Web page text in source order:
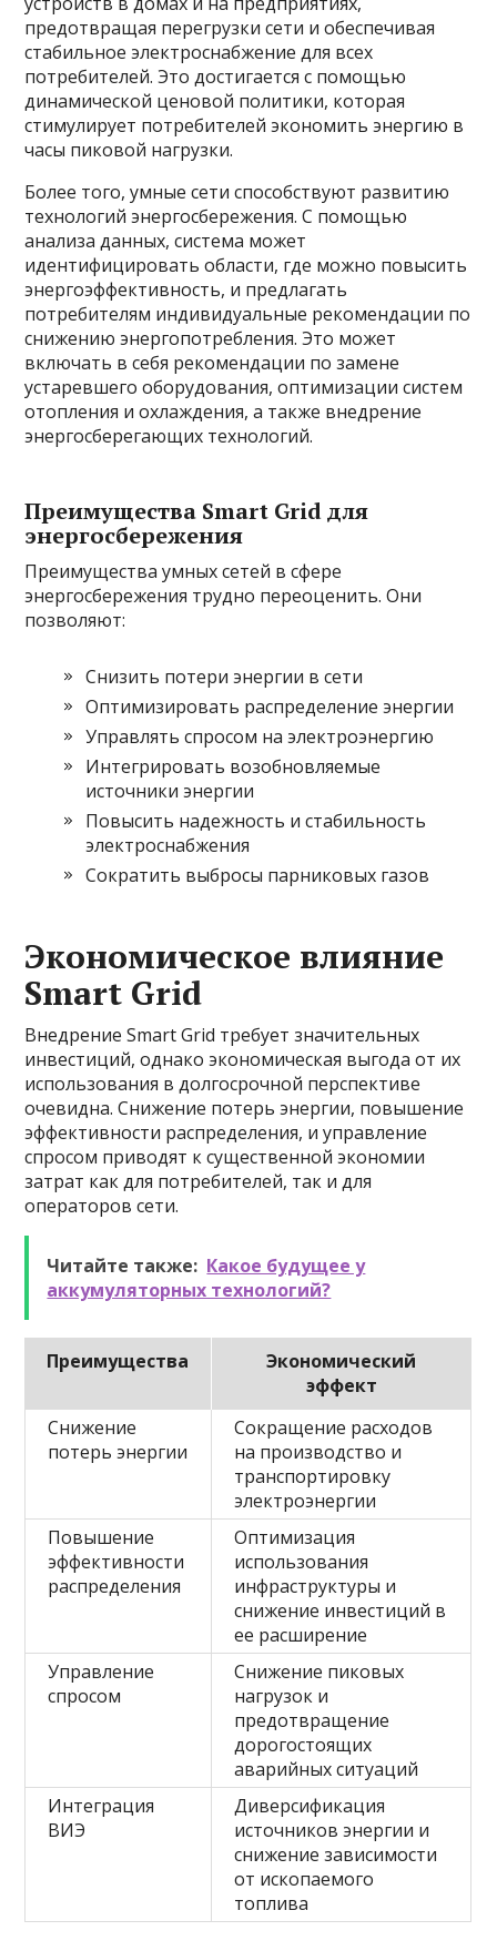
предотвращая перегрузки сети и обеспечивая
стабильное электроснабжение для всех
потребителей. Это достигается с помощью
динамической ценовой политики, которая
стимулирует потребителей экономить энергию в
часы пиковой нагрузки.
Более того, умные сети способствуют развитию
технологий энергосбережения. С помощью
анализа данных, система может
идентифицировать области, где можно повысить
энергоэффективность, и предлагать
потребителям индивидуальные рекомендации по
снижению энергопотребления. Это может
включать в себя рекомендации по замене
устаревшего оборудования, оптимизации систем
отопления и охлаждения, а также внедрение
энергосберегающих технологий.
Преимущества Smart Grid для
энергосбережения
Преимущества умных сетей в сфере
энергосбережения трудно переоценить. Они
позволяют:
Снизить потери энергии в сети
Оптимизировать распределение энергии
Управлять спросом на электроэнергию
Интегрировать возобновляемые
источники энергии
Повысить надежность и стабильность
электроснабжения
Сократить выбросы парниковых газов
Экономическое влияние
Smart Grid
Внедрение Smart Grid требует значительных
инвестиций, однако экономическая выгода от их
использования в долгосрочной перспективе
очевидна. Снижение потерь энергии, повышение
эффективности распределения, и управление
спросом приводят к существенной экономии
затрат как для потребителей, так и для
операторов сети.
Читайте также: Какое будущее у
аккумуляторных технологий?
Преимущества
Экономический
эффект
Снижение
потерь энергии
Сокращение расходов
на производство и
транспортировку
электроэнергии
Повышение
эффективности
распределения
Оптимизация
использования
инфраструктуры и
снижение инвестиций в
ее расширение
Управление
спросом
Снижение пиковых
нагрузок и
предотвращение
дорогостоящих
аварийных ситуаций
Интеграция
ВИЭ
Диверсификация
источников энергии и
снижение зависимости
от ископаемого
топлива